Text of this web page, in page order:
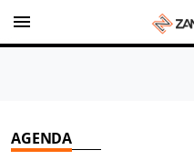
menu
AGENDA